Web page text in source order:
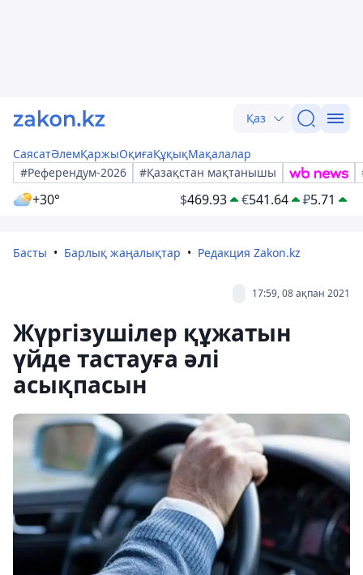
Қаз
СаясатӘлемҚаржыОқиғаҚұқықМақалалар
#Референдум-2026
#Қазақстан мақтанышы
+30° $469.93 €541.64 ₽5.71
Басты Барлық жаңалықтар Редакция Zakon.kz
17:59, 08 ақпан 2021
Жүргізушілер құжатын
үйде тастауға әлі
асықпасын